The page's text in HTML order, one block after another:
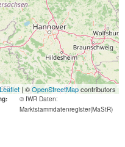
Leaflet | ©OpenStreetMapcontributors
© IWR Daten:
Marktstammdatenregister(MaStR)